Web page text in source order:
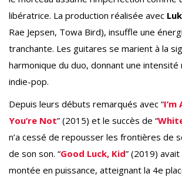
libératrice. La production réalisée avec
Rae Jepsen, Towa Bird), insuffle une
tranchante. Les guitares se marient à la
harmonique du duo, donnant une intensité
indie-pop.
Depuis leurs débuts remarqués avec “I’m
You’re Not” (2015) et le succès de “
n’a cessé de repousser les frontières de
de son son. “Good Luck, Kid” (2019)
montée en puissance, atteignant la 4e